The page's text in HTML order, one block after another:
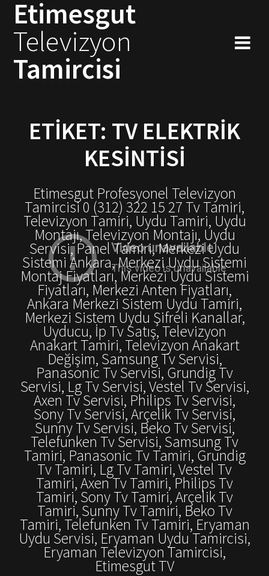
Skip
to
Etimesgut
Televizyon
Tamircisi
ETIKET: TV ELEKTRIK
KESINTISI
Etimesgut Profesyonel Televizyon
Tamircisi 0 (312) 322 15 27 Tv Tamiri,
Televizyon Tamiri, Uydu Tamiri, Uydu
Montajı, Televizyon Montajı, Uydu
Servisi, Panel Tamiri, Merkezi Uydu
Sistemi Ankara, Merkezi Uydu Sistemi
Montaj Fiyatları, Merkezi Uydu Sistemi
Fiyatları, Merkezi Anten Fiyatları,
Ankara Merkezi Sistem Uydu Tamiri,
Merkezi Sistem Uydu Şifreli Kanallar,
Uyducu, İp Tv Satış, Televizyon
Anakart Tamiri, Televizyon Anakart
Değişim, Samsung Tv Servisi,
Panasonic Tv Servisi, Grundig Tv
Servisi, Lg Tv Servisi, Vestel Tv Servisi,
Axen Tv Servisi, Philips Tv Servisi,
Sony Tv Servisi, Arçelik Tv Servisi,
Sunny Tv Servisi, Beko Tv Servisi,
Telefunken Tv Servisi, Samsung Tv
Tamiri, Panasonic Tv Tamiri, Grundig
Tv Tamiri, Lg Tv Tamiri, Vestel Tv
Tamiri, Axen Tv Tamiri, Philips Tv
Tamiri, Sony Tv Tamiri, Arçelik Tv
Tamiri, Sunny Tv Tamiri, Beko Tv
Tamiri, Telefunken Tv Tamiri, Eryaman
Uydu Servisi, Eryaman Uydu Tamircisi,
Eryaman Televizyon Tamircisi,
Etimesgut TV